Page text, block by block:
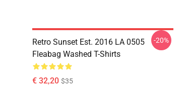
Retro Sunset Est. 2016 LA 0505
Fleabag Washed T-Shirts
€ 32,20 $35
-20%